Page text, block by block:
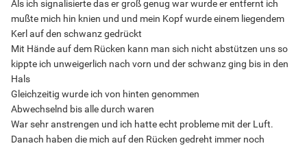
Als ich signalisierte das er groß genug war wurde er entfernt ich
mußte mich hin knien und und mein Kopf wurde einem liegendem
Kerl auf den schwanz gedrückt
Mit Hände auf dem Rücken kann man sich nicht abstützen uns so
kippte ich unweigerlich nach vorn und der schwanz ging bis in den
Hals
Gleichzeitig wurde ich von hinten genommen
Abwechselnd bis alle durch waren
War sehr anstrengen und ich hatte echt probleme mit der Luft.
Danach haben die mich auf den Rücken gedreht immer noch